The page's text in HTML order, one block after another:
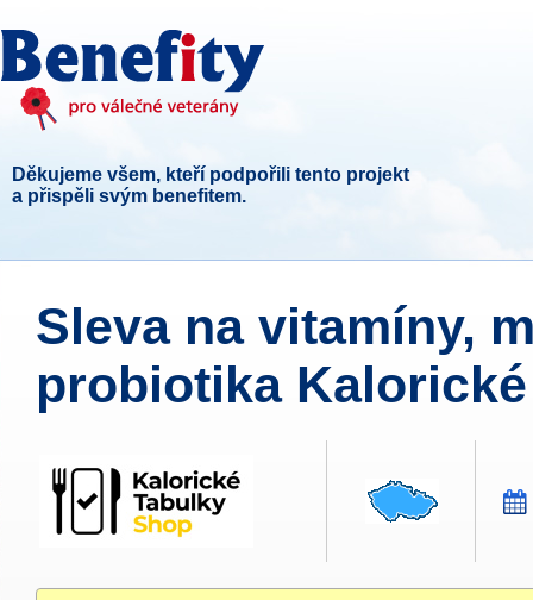
Děkujeme všem, kteří podpořili tento projekt
a přispěli svým benefitem.
Sleva na vitamíny,
probiotika